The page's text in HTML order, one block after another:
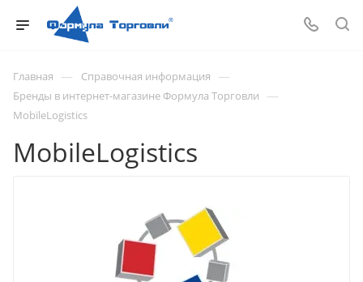
Главная — Справочная информация —
Бренды в интернет-магазине Формула Торговли —
MobileLogistics
MobileLogistics